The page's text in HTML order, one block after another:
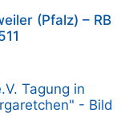
(Pfalz) – RB